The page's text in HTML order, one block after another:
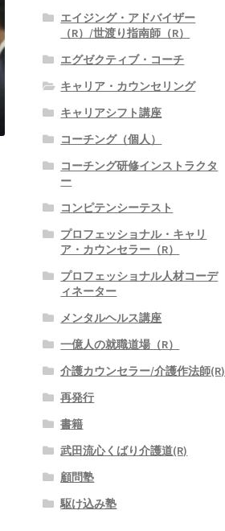
エイジング・アドバイザー
（R）/世渡り指南師（R）
エグゼクティブ・コーチ
キャリア・カウンセリング
キャリアシフト講座
コーチング（個人）
コーチング研修インストラクタ
ー
コンピテンシーテスト
プロフェッショナル・キャリ
ア・カウンセラー（R）
プロフェッショナル人材コーデ
ィネーター
メンタルヘルス講座
一億人の就職道場（R）
介護カウンセラー/介護作法師(R)
再発行
書籍
武田流心くばり介護道(R)
顧問塾
駆け込み塾